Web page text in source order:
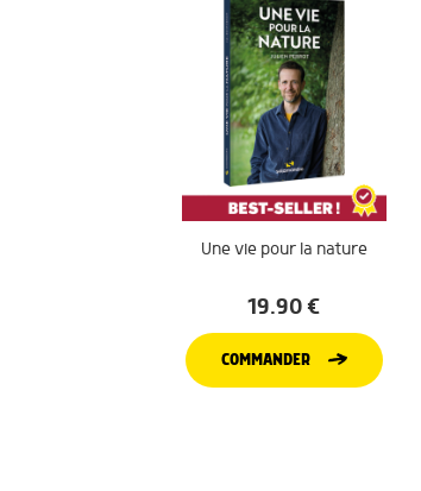
Une vie pour la nature
19.90€
COMMANDER